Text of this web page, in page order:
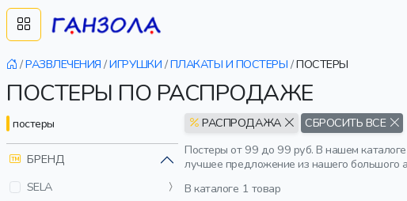
/РАЗВЛЕЧЕНИЯ /ИГРУШКИ /ПЛАКАТЫ И ПОСТЕРЫ /ПОСТЕРЫ
ПОСТЕРЫ ПО РАСПРОДАЖЕ
постеры
БРЕНД
SELA
РАСПРОДАЖА
СБРОСИТЬ ВСЕ
Постеры от 99 до 99 руб. В нашем
лучшее предложение из нашего большого
В каталоге 1 товар